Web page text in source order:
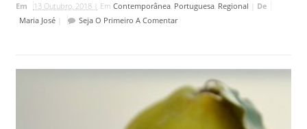
Em 13 Outubro, 2018 | Em Contemporânea, Portuguesa, Regional
De
Maria José| Seja O Primeiro A Comentar